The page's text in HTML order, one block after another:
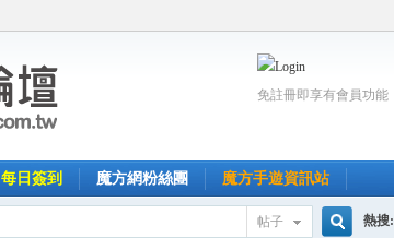
免註冊即享有會員功能
每日簽到 魔方網粉絲團 魔方手遊資訊站
帖子 熱搜: